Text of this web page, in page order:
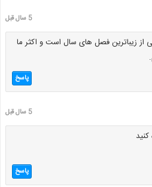
5 سال قبل
از زیباترین فصل های سال است و اکثر ما
پاسخ
5 سال قبل
پاسخ